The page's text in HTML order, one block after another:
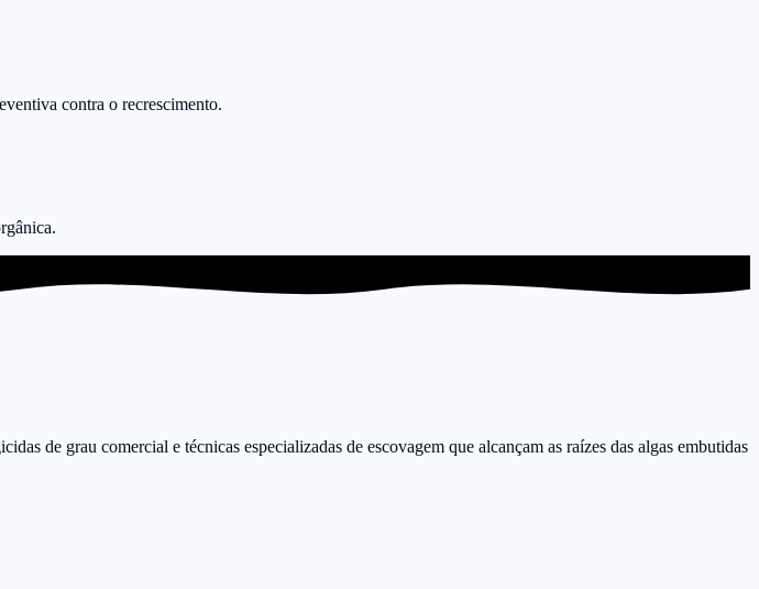
contra o recrescimento.
de grau comercial e técnicas especializadas de escovagem que alcançam as raízes das algas embutidas